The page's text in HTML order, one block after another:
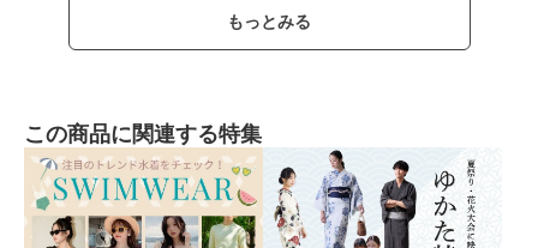
もっとみる
この商品に関連する特集